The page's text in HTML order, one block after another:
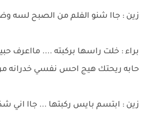
زين : جاا شنو الفلم من الصبح لسه
براء : خلت راسها بركبته .... مااعرف
حابه ريحتك هيج احس نفسي خدرانه
زين : ابتسم بايس ركبتها ... جاا اني